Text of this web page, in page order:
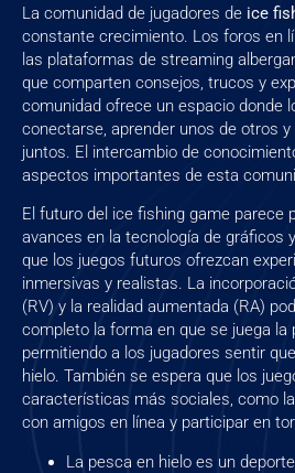
La comunidad de jugadores de ice
constante crecimiento. Los foros en
las plataformas de streaming
que comparten consejos, trucos y
comunidad ofrece un espacio donde
conectarse, aprender unos de otros
juntos. El intercambio de
aspectos importantes de esta
El futuro del ice fishing game parece
avances en la tecnología de gráficos
que los juegos futuros ofrezcan
inmersivas y realistas. La
(RV) y la realidad aumentada (RA)
completo la forma en que se juega la
permitiendo a los jugadores sentir
hielo. También se espera que los
características más sociales, como
con amigos en línea y participar en
La pesca en hielo es un